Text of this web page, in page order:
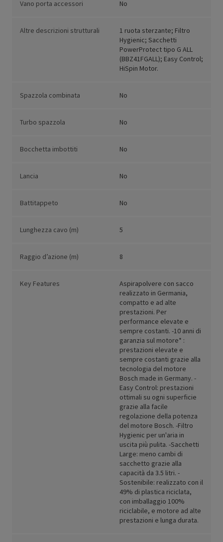
Vano porta accessori No
Altre descrizioni strutturali
1 ruota sterzante; Filtro
Hygienic; Sacchetti
PowerProtect tipo G ALL
(BBZ41FGALL); Easy Control;
HiSpin Motor.
Spazzola combinata No
Turbo spazzola No
Bocchetta imbottiti No
Lancia No
Battitappeto No
Lunghezza cavo (m) 5
Raggio d’azione (m) 8
Key Features
Aspirapolvere con sacco
realizzato in Germania,
compatto e ad alte
prestazioni. Per
performance elevate e
sempre costanti. -10 anni di
garanzia sul motore* :
prestazioni elevate e
sempre costanti grazie alla
tecnologia del motore
Bosch made in Germany. -
Easy Control: prestazioni
ottimali su ogni superficie
grazie alla facile
regolazione della potenza
del motore Bosch. -Filtro
Hygienic per un'aria in
uscita più pulita. -Sacchetti
Large: meno cambi di
sacchetto grazie alla
capacità da 3.5 litri. -
Sostenibile: realizzato con il
49% di plastica riciclata,
con imballaggio 100%
riciclabile, e motore ad alte
prestazioni e lunga durata.